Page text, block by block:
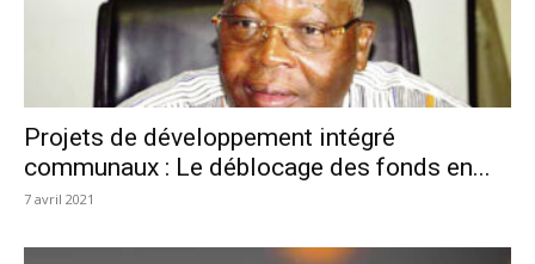
Projets de développement intégré
communaux : Le déblocage des fonds en...
7 avril 2021